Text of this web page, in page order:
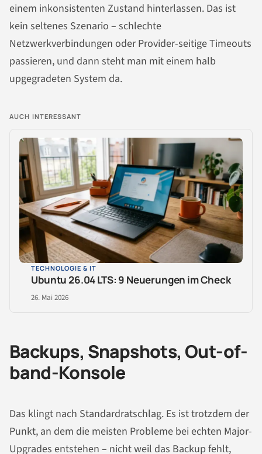
einem inkonsistenten Zustand hinterlassen. Das ist
kein seltenes Szenario – schlechte
Netzwerkverbindungen oder Provider-seitige Timeouts
passieren, und dann steht man mit einem halb
upgegradeten System da.
AUCH INTERESSANT
TECHNOLOGIE & IT
Ubuntu 26.04 LTS: 9 Neuerungen im Check
26. Mai 2026
Backups, Snapshots, Out-of-
band-Konsole
Das klingt nach Standardratschlag. Es ist trotzdem der
Punkt, an dem die meisten Probleme bei echten Major-
Upgrades entstehen – nicht weil das Backup fehlt,